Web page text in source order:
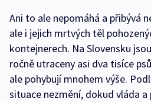
Ani to ale nepomáhá a přibývá
ale i jejich mrtvých těl
kontejnerech. Na Slovensku
ročně utraceny asi dva tisíce
ale pohybují mnohem výše.
situace nezmění, dokud vláda